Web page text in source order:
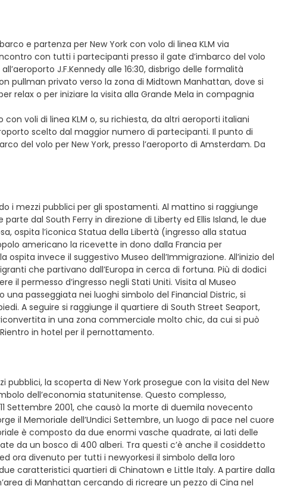
e partenza per New York con volo di linea KLM via
con tutti i partecipanti presso il gate d’imbarco del volo
J.F.Kennedy alle 16:30, disbrigo delle formalità
pullman privato verso la zona di Midtown Manhattan, dove si
relax o per iniziare la visita alla Grande Mela in compagnia
con voli di linea KLM o, su richiesta, da altri aeroporti italiani
scelto dal maggior numero di partecipanti. Il punto di
del volo per New York, presso l’aeroporto di Amsterdam. Da
i mezzi pubblici per gli spostamenti. Al mattino si raggiunge
dal South Ferry in direzione di Liberty ed Ellis Island, le due
ospita l’iconica Statua della Libertà (ingresso alla statua
americano la ricevette in dono dalla Francia per
invece il suggestivo Museo dell’Immigrazione. All’inizio del
che partivano dall’Europa in cerca di fortuna. Più di dodici
il permesso d’ingresso negli Stati Uniti. Visita al Museo
passeggiata nei luoghi simbolo del Financial Distric, si
A seguire si raggiunge il quartiere di South Street Seaport,
in una zona commerciale molto chic, da cui si può
in hotel per il pernottamento.
la scoperta di New York prosegue con la visita del New
dell’economia statunitense. Questo complesso,
Settembre 2001, che causò la morte di duemila novecento
il Memoriale dell’Undici Settembre, un luogo di pace nel cuore
è composto da due enormi vasche quadrate, ai lati delle
da un bosco di 400 alberi. Tra questi c’è anche il cosiddetto
ora divenuto per tutti i newyorkesi il simbolo della loro
caratteristici quartieri di Chinatown e Little Italy. A partire dalla
di Manhattan cercando di ricreare un pezzo di Cina nel